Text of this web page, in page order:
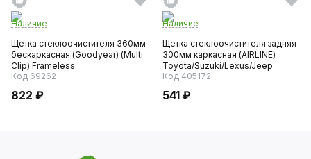
Наличие
Щетка стеклоочистителя 360мм
бескаркасная (Goodyear) (Multi
Clip) Frameless
Код 69262
822 ₽
Наличие
Щетка стеклоочистителя задняя
300мм каркасная (AIRLINE)
Toyota/Suzuki/Lexus/Jeep
Код 405172
541 ₽